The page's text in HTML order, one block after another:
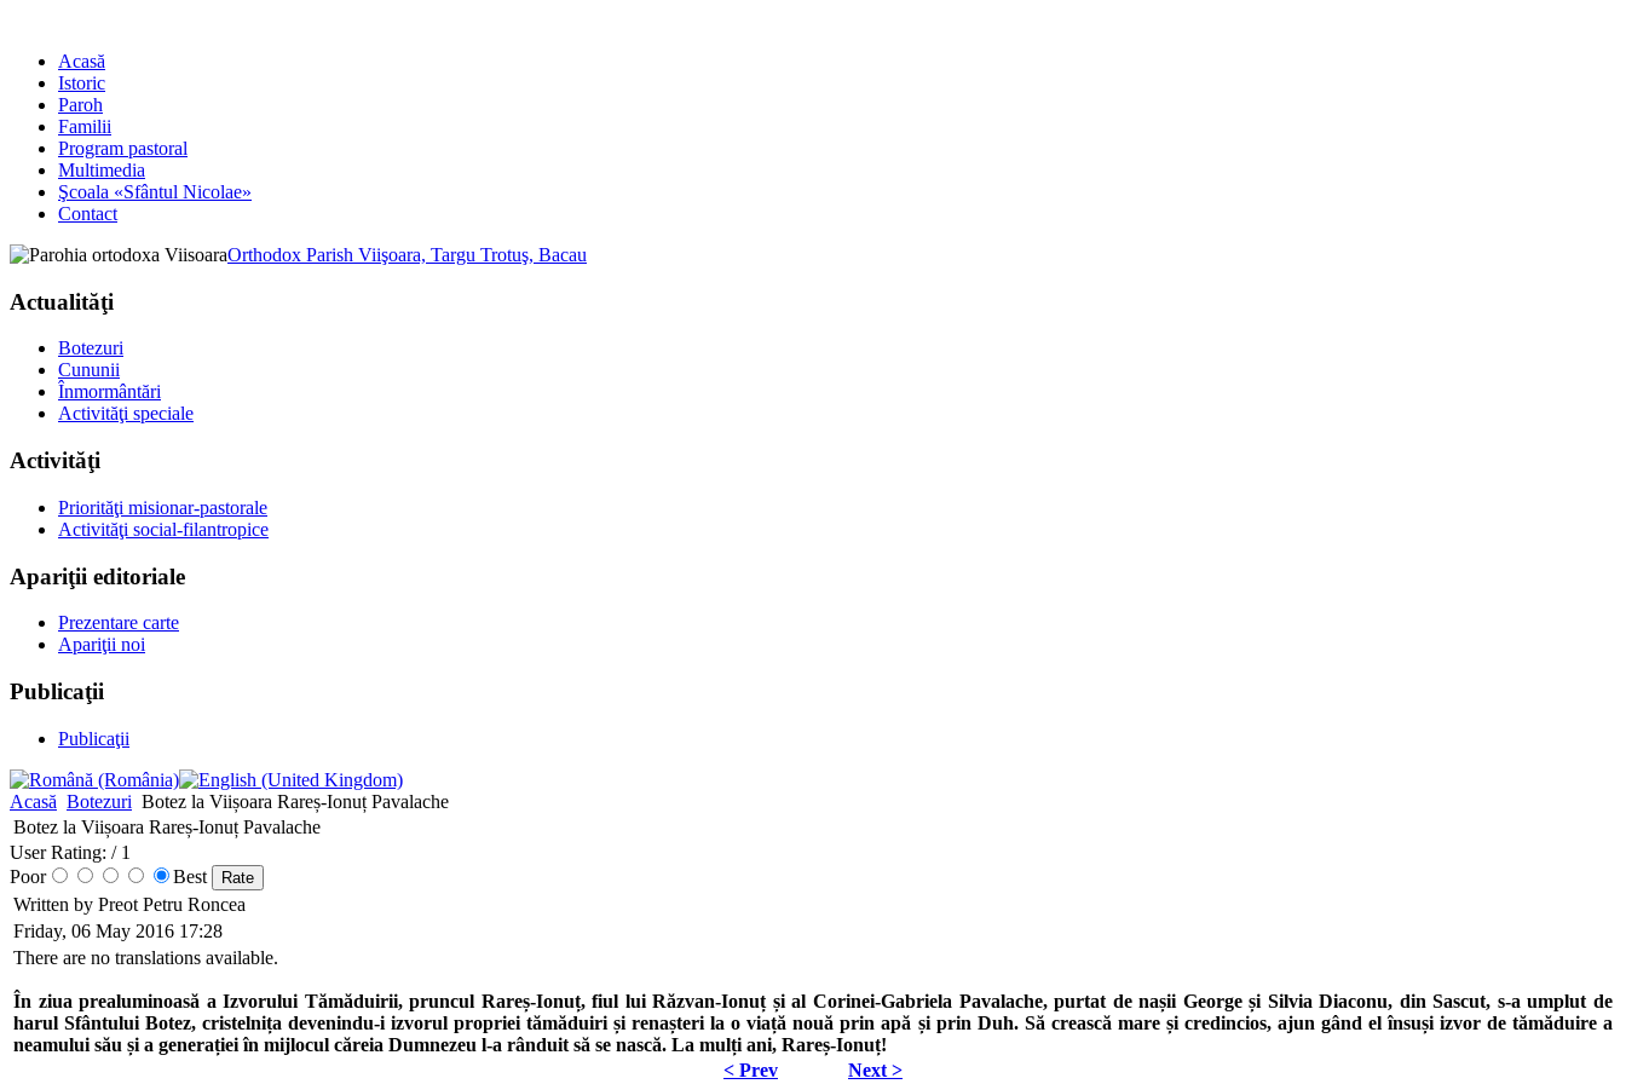
Acasă
Istoric
Paroh
Familii
Program pastoral
Multimedia
Şcoala «Sfântul Nicolae»
Contact
Orthodox Parish Viişoara, Targu Trotuş, Bacau
Actualităţi
Botezuri
Cununii
Înmormântări
Activităţi speciale
Activităţi
Priorităţi misionar-pastorale
Activităţi social-filantropice
Apariţii editoriale
Prezentare carte
Apariţii noi
Publicaţii
Publicaţii
Acasă Botezuri Botez la Viișoara Rareș-Ionuț Pavalache
Botez la Viișoara Rareș-Ionuț Pavalache
User Rating: / 1
Poor
Best
Written by Preot Petru Roncea
Friday, 06 May 2016 17:28
There are no translations available.
În ziua prealuminoasă a Izvorului Tămăduirii, pruncul Rareș-Ionuț, fiul lui Răzvan-Ionuț și al Corinei-Gabriela Pavalache, purtat de nașii George și Silvia Diaconu, din Sascut, s-a umplut de
harul Sfântului Botez, cristelnița devenindu-i izvorul propriei tămăduiri și renașteri la o viață nouă prin apă și prin Duh. Să crească mare și credincios, ajun gând el însuși izvor de tămăduire a
neamului său și a generației în mijlocul căreia Dumnezeu l-a rânduit să se nască. La mulți ani, Rareș-Ionuț!
< Prev
Next >